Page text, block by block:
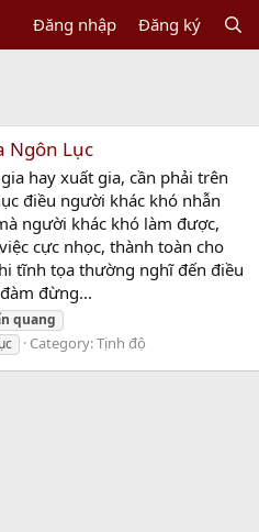
Đăng nhập Đăng ký
Ngôn Lục
hay xuất gia, cần phải trên
điều người khác khó nhẫn
người khác khó làm được,
cực nhọc, thành toàn cho
tĩnh tọa thường nghĩ đến điều
đừng...
quang
Category:Tịnh độ